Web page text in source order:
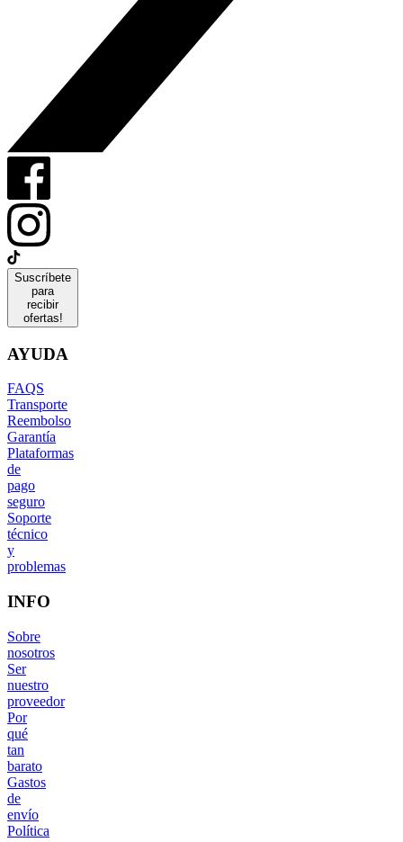
Suscríbete
para
recibir
ofertas!
AYUDA
FAQS
Transporte
Reembolso
Garantía
Plataformas
de
pago
seguro
Soporte
técnico
y
problemas
INFO
Sobre
nosotros
Ser
nuestro
proveedor
Por
qué
tan
barato
Gastos
de
envío
Política